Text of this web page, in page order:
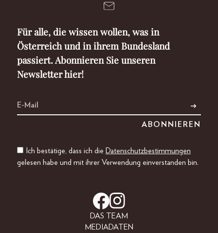
Für alle, die wissen wollen, was in
Österreich und in ihrem Bundesland
passiert. Abonnieren Sie unseren
Newsletter hier!
Ich bestätige, dass ich die Datenschutzbestimmungen
gelesen habe und mit ihrer Verwendung einverstanden bin.
DAS TEAM
MEDIADATEN